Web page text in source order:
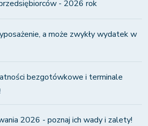
- 2026 rok
a może zwykły wydatek w
bezgotówkowe i terminale
2026 - poznaj ich wady i zalety!